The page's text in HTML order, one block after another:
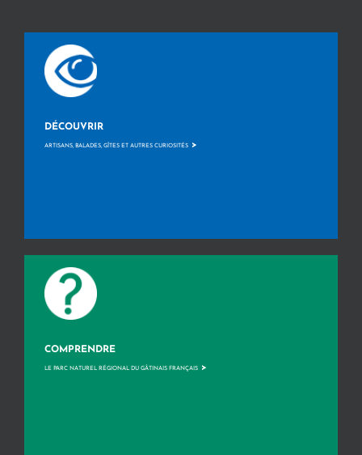
DÉCOUVRIR
ARTISANS, BALADES, GÎTES ET AUTRES CURIOSITÉS >
COMPRENDRE
LE PARC NATUREL RÉGIONAL DU GÂTINAIS FRANÇAIS >